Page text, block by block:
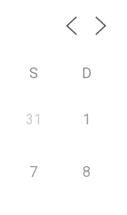
S D
31 1
7 8